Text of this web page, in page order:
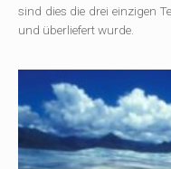
sind dies die drei einzigen
und überliefert wurde.